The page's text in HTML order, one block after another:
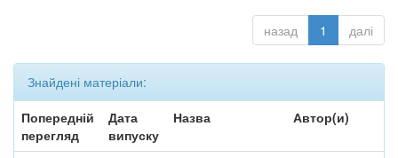
назад 1 далі
Знайдені матеріали:
Попередній
перегляд
Дата
випуску
Назва Автор(и)